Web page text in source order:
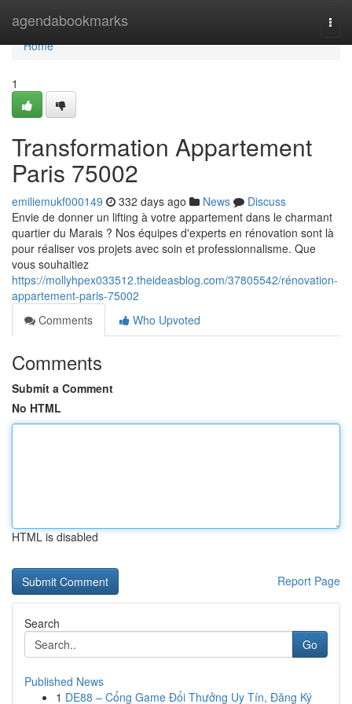
agendabookmarks
Home
Home
1
Transformation Appartement
Paris 75002
emiliemukf000149 332 days ago News
Discuss
Envie de donner un lifting à votre appartement dans le charmant
quartier du Marais ? Nos équipes d'experts en rénovation sont là
pour réaliser vos projets avec soin et professionnalisme. Que
vous souhaitiez
https://mollyhpex033512.theideasblog.com/37805542/rénovation-
appartement-paris-75002
Comments
Who Upvoted
Comments
Submit a Comment
No HTML
HTML is disabled
Report Page
Search
Go
Published News
1 DE88 – Cổng Game Đổi Thưởng Uy Tín, Đăng Ký